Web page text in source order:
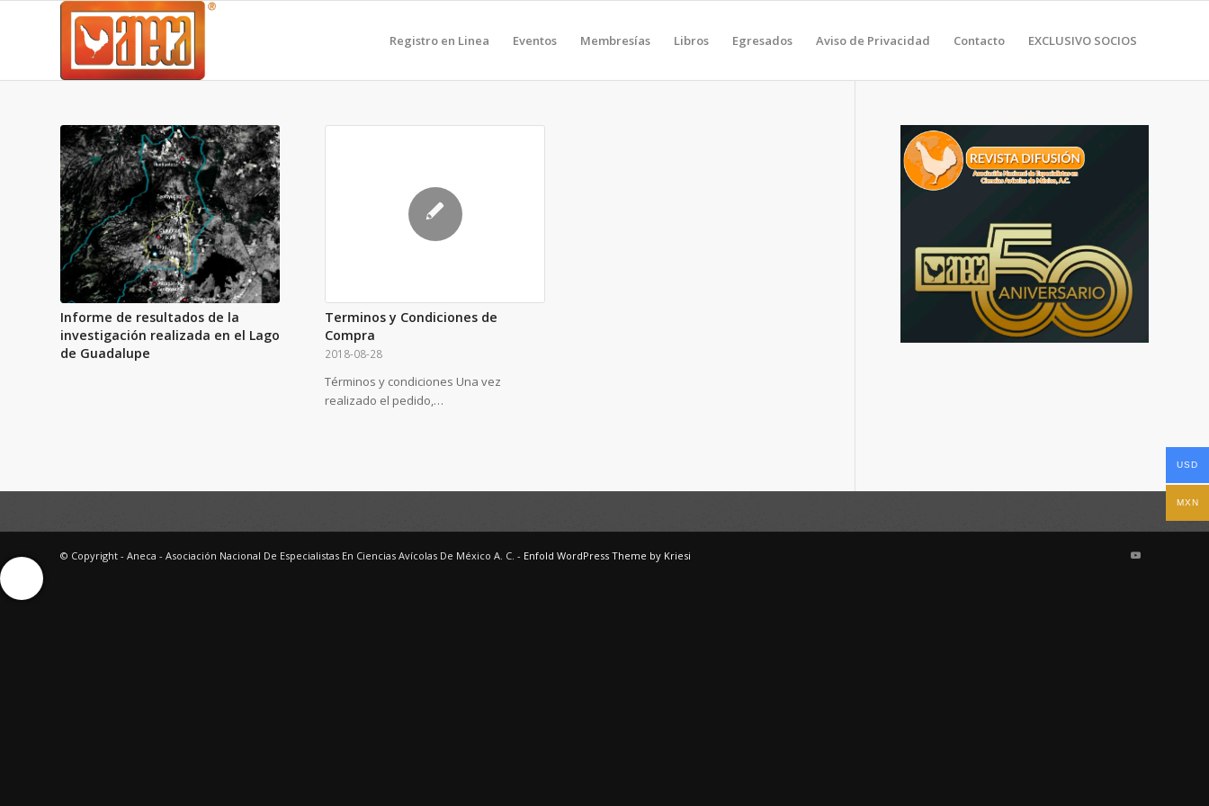
Registro en Linea Eventos Membresías Libros Egresados Aviso de Privacidad Contacto EXCLUSIVO SOCIOS
Informe de resultados de la
investigación realizada en el Lago
de Guadalupe
Terminos y Condiciones de
Compra
2018-08-28
Términos y condiciones Una vez
realizado el pedido,…
© Copyright - Aneca - Asociación Nacional De Especialistas En Ciencias Avícolas De México A. C. - Enfold WordPress Theme by Kriesi
Ayuda Interactiva
Ayuda Interactiva
Ayuda Interactiva
USD
MXN